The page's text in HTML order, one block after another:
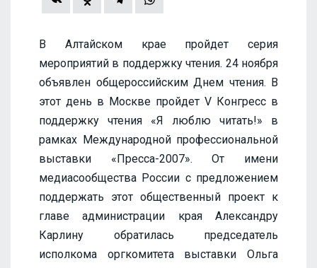
В Алтайском крае пройдет серия
мероприятий в поддержку чтения. 24 ноября
объявлен общероссийским Днем чтения. В
этот день в Москве пройдет V Конгресс в
поддержку чтения «Я люблю читать!» в
рамках Международной профессиональной
выставки «Пресса-2007». От имени
медиасообщества России с предложением
поддержать этот общественный проект к
главе администрации края Александру
Карлину обратилась председатель
исполкома оргкомитета выставки Ольга